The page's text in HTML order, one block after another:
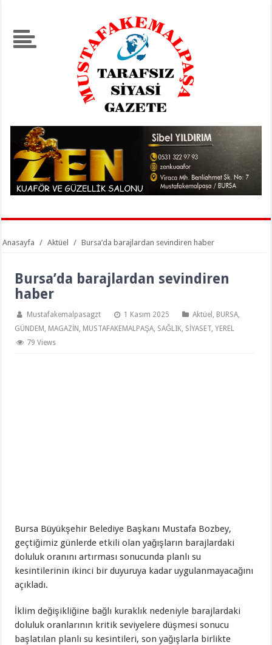
Anasayfa / Aktüel / Bursa’da barajlardan sevindiren haber
Bursa’da barajlardan sevindiren
haber
Mustafakemalpasagzt 1 Kasım 2025 Aktüel BURSA,
GÜNDEM MAGAZİN MUSTAFAKEMALPAŞA SAĞLIK SİYASET ,YEREL
79 Views
Bursa Büyükşehir Belediye Başkanı Mustafa Bozbey,
geçtiğimiz günlerde etkili olan yağışların barajlardaki
doluluk oranını artırması sonucunda planlı su
kesintilerinin ikinci bir duyuruya kadar uygulanmayacağını
açıkladı.
İklim değişikliğine bağlı kuraklık nedeniyle barajlardaki
doluluk oranlarının kritik seviyelere düşmesi sonucu
başlatılan planlı su kesintileri, son yağışlarla birlikte